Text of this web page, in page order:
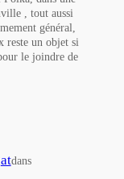
, tout aussi
général,
reste un objet si
le joindre de
dans